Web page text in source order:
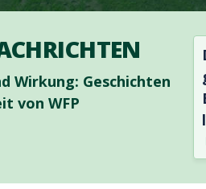
Wirkung: Geschichten
von WFP